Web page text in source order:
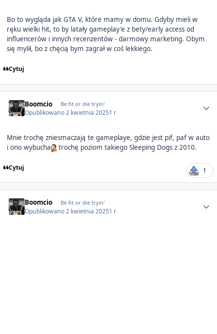
Bo to wygląda jak GTA V, które mamy w domu. Gdyby mieli w
ręku wielki hit, to by latały gameplay'e z bety/early access od
influencerów i innych recenzentów - darmowy marketing. Obym
się mylił, bo z chęcią bym zagrał w coś lekkiego.
Cytuj
Boomcio Be fit or die tryin'
Opublikowano2 kwietnia 20251 r
Mnie trochę zniesmaczają te gameplaye, gdzie jest pif, paf w auto
i ono wybucha
trochę poziom takiego Sleeping Dogs z 2010.
Cytuj 1
Boomcio Be fit or die tryin'
Opublikowano2 kwietnia 20251 r